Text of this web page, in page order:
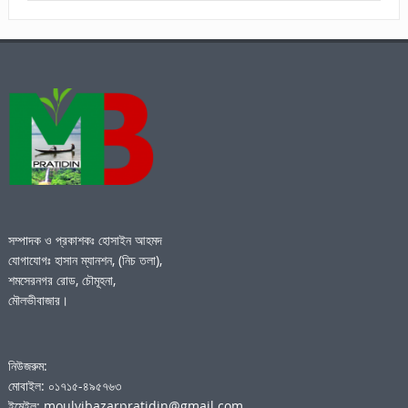
সম্পাদক ও প্রকাশকঃ হোসাইন আহমদ
যোগাযোগঃ হাসান ম্যানশন, (নিচ তলা),
শমসেরনগর রোড, চৌমূহনা,
মৌলভীবাজার।
নিউজরুম:
মোবাইল: ০১৭১৫-৪৯৫৭৬৩